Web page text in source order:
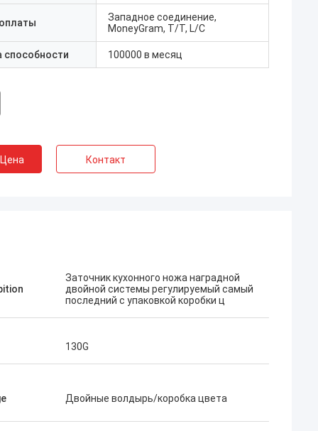
Западное соединение,
MoneyGram, T/T, L/C
способности 100000 в месяц
Контакт
Заточник кухонного ножа наградной
двойной системы регулируемый самый
последний с упаковкой коробки ц
130G
Двойные волдырь/коробка цвета